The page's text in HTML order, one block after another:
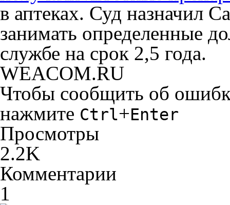
в аптеках. Суд назначил
занимать определенные
службе на срок 2,5 года.
WEACOM.RU
Чтобы сообщить об
нажмите Ctrl+Enter
Просмотры
2.2K
Комментарии
1